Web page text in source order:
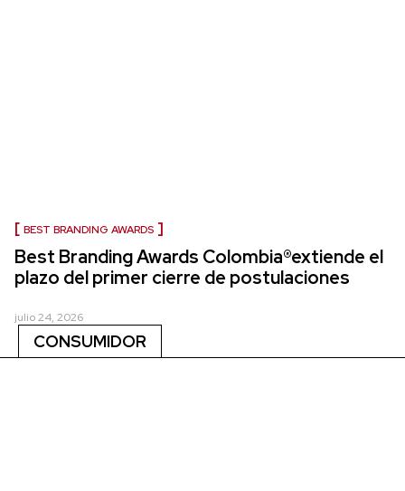
BEST BRANDING AWARDS
Best Branding Awards Colombia®extiende el
plazo del primer cierre de postulaciones
julio 24, 2026
CONSUMIDOR